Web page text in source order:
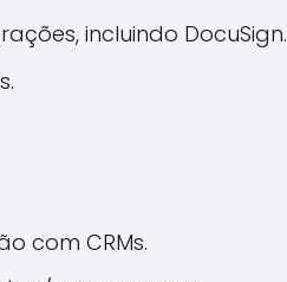
incluindo DocuSign.
com CRMs.